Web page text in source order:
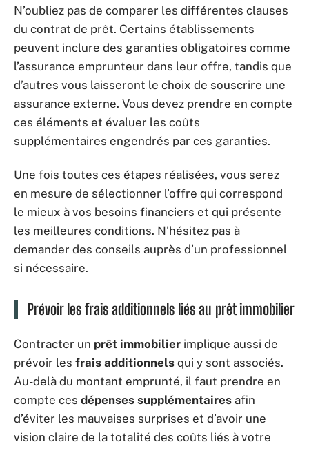
N’oubliez pas de comparer les différentes clauses
du contrat de prêt. Certains établissements
peuvent inclure des garanties obligatoires comme
l’assurance emprunteur dans leur offre, tandis que
d’autres vous laisseront le choix de souscrire une
assurance externe. Vous devez prendre en compte
ces éléments et évaluer les coûts
supplémentaires engendrés par ces garanties.
Une fois toutes ces étapes réalisées, vous serez
en mesure de sélectionner l’offre qui correspond
le mieux à vos besoins financiers et qui présente
les meilleures conditions. N’hésitez pas à
demander des conseils auprès d’un professionnel
si nécessaire.
Prévoir les frais additionnels liés au prêt immobilier
Contracter un prêt immobilier implique aussi de
prévoir les frais additionnels qui y sont associés.
Au-delà du montant emprunté, il faut prendre en
compte ces dépenses supplémentaires afin
d’éviter les mauvaises surprises et d’avoir une
vision claire de la totalité des coûts liés à votre